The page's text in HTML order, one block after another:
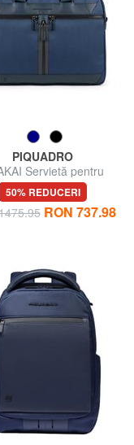
PIQUADRO
Servietă pentru
15,6 ", iPad 10,5" / 9,7
"
50% REDUCERI
RON 737.98